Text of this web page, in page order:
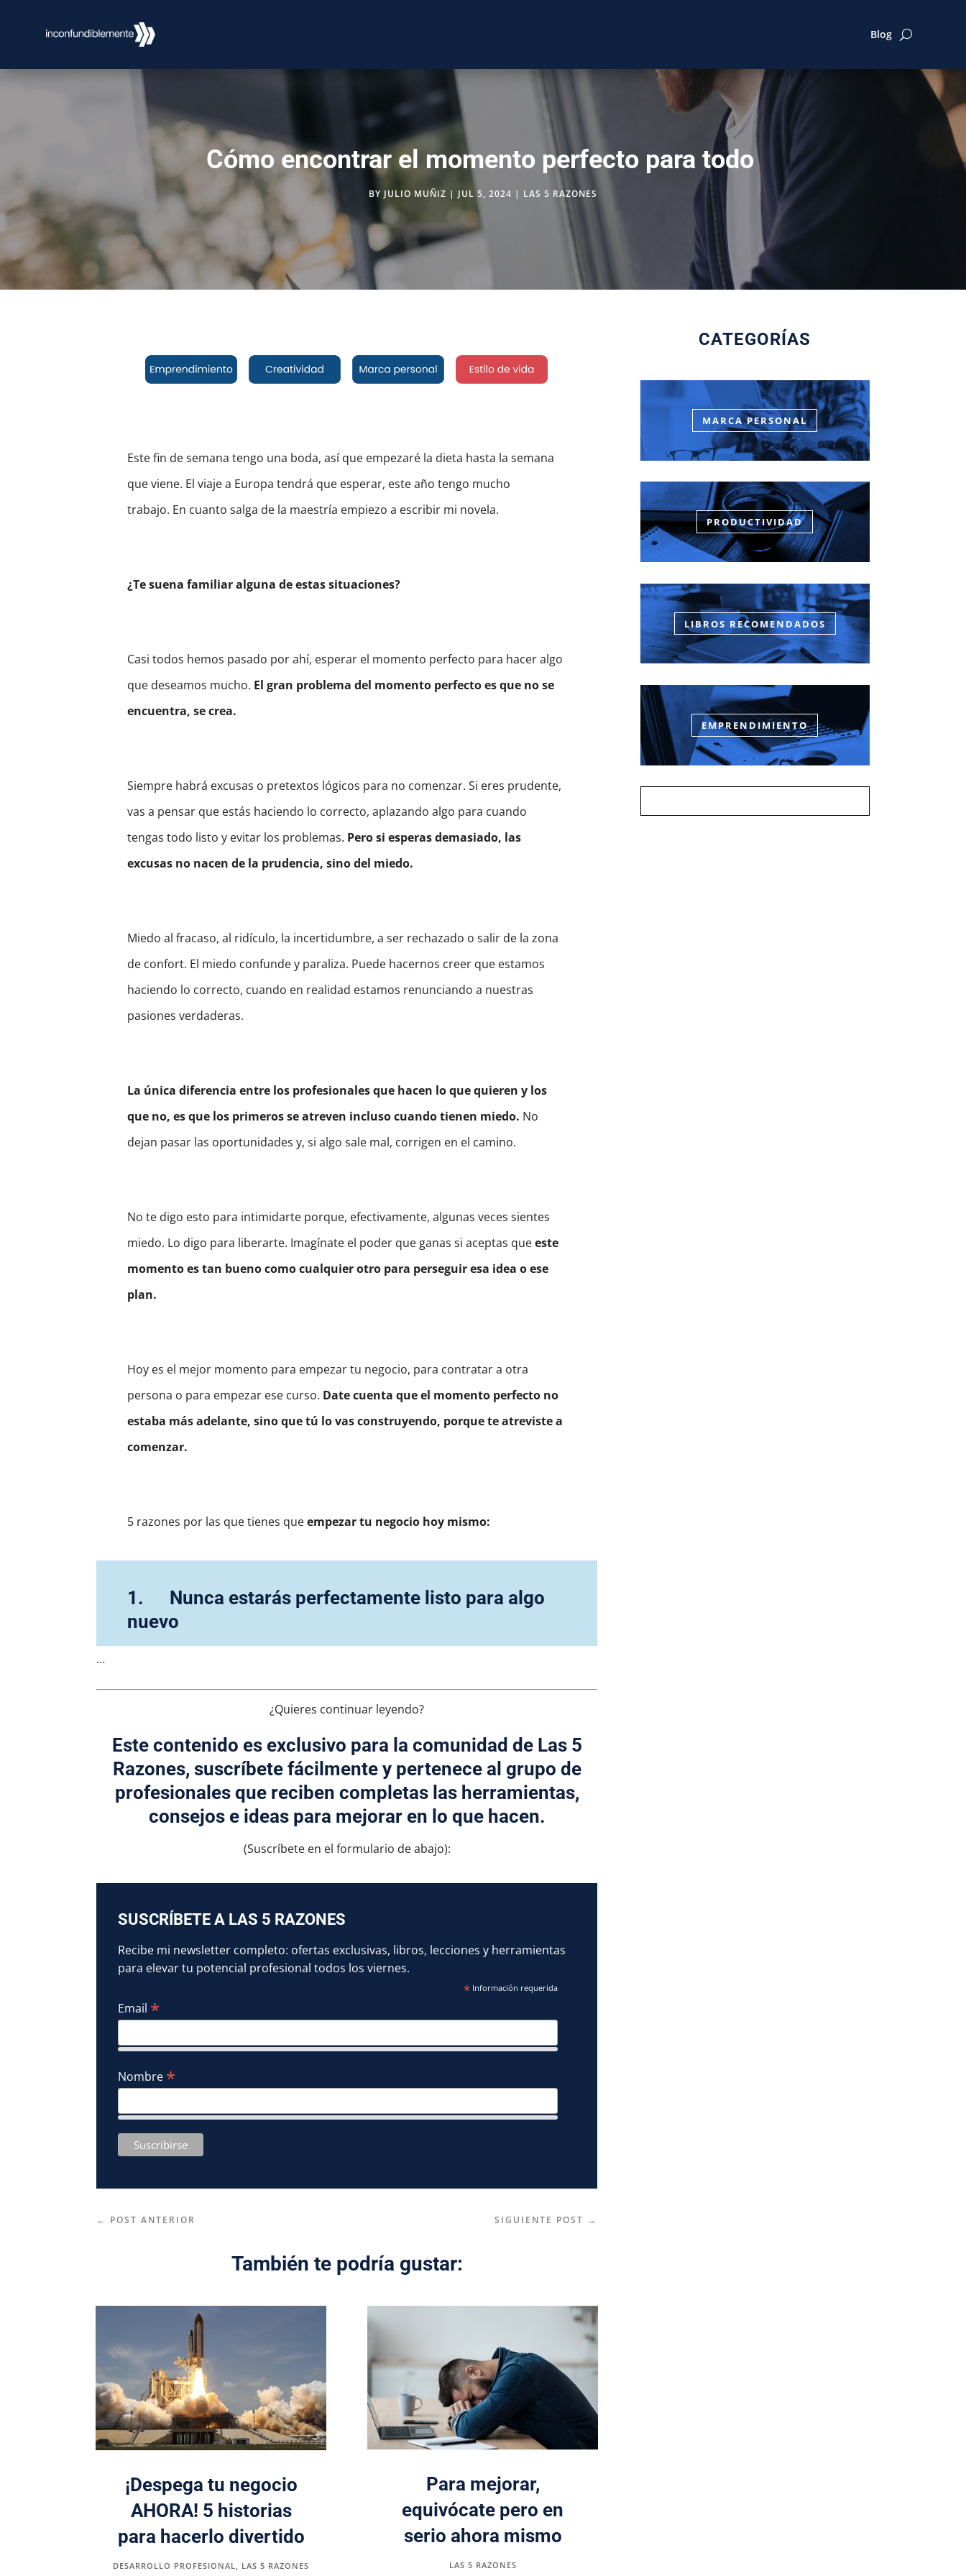
Blog
Cómo encontrar el momento perfecto para todo
BY JULIO MUÑIZ | JUL 5, 2024 | LAS 5 RAZONES
Este fin de semana tengo una boda, así que empezaré la dieta hasta la semana
que viene. El viaje a Europa tendrá que esperar, este año tengo mucho
trabajo. En cuanto salga de la maestría empiezo a escribir mi novela.
¿Te suena familiar alguna de estas situaciones?
Casi todos hemos pasado por ahí, esperar el momento perfecto para hacer algo
que deseamos mucho. El gran problema del momento perfecto es que no se
encuentra, se crea.
Siempre habrá excusas o pretextos lógicos para no comenzar. Si eres prudente,
vas a pensar que estás haciendo lo correcto, aplazando algo para cuando
tengas todo listo y evitar los problemas. Pero si esperas demasiado, las
excusas no nacen de la prudencia, sino del miedo.
Miedo al fracaso, al ridículo, la incertidumbre, a ser rechazado o salir de la zona
de confort. El miedo confunde y paraliza. Puede hacernos creer que estamos
haciendo lo correcto, cuando en realidad estamos renunciando a nuestras
pasiones verdaderas.
La única diferencia entre los profesionales que hacen lo que quieren y los
que no, es que los primeros se atreven incluso cuando tienen miedo. No
dejan pasar las oportunidades y, si algo sale mal, corrigen en el camino.
No te digo esto para intimidarte porque, efectivamente, algunas veces sientes
miedo. Lo digo para liberarte. Imagínate el poder que ganas si aceptas queeste
momento es tan bueno como cualquier otro para perseguir esa idea o ese
plan.
Hoy es el mejor momento para empezar tu negocio, para contratar a otra
persona o para empezar ese curso. Date cuenta que el momento perfecto no
estaba más adelante, sino que tú lo vas construyendo, porque te atreviste a
comenzar.
5 razones por las que tienes queempezar tu negocio hoy mismo:
1. Nunca estarás perfectamente listo para algo
nuevo
…
¿Quieres continuar leyendo?
Este contenido es exclusivo para la comunidad de Las 5
Razones, suscríbete fácilmente y pertenece al grupo de
profesionales que reciben completas las herramientas,
consejos e ideas para mejorar en lo que hacen.
(Suscríbete en el formulario de abajo):
SUSCRÍBETE A LAS 5 RAZONES
Recibe mi newsletter completo: ofertas exclusivas, libros, lecciones y herramientas
para elevar tu potencial profesional todos los viernes.
* Información requerida
Email *
Nombre *
← POST ANTERIOR SIGUIENTE POST →
También te podría gustar:
¡Despega tu negocio
AHORA! 5 historias
para hacerlo divertido
DESARROLLO PROFESIONAL LAS 5 RAZONES
Para mejorar,
equivócate pero en
serio ahora mismo
LAS 5 RAZONES
CATEGORÍAS
MARCA PERSONAL
PRODUCTIVIDAD
LIBROS RECOMENDADOS
EMPRENDIMIENTO